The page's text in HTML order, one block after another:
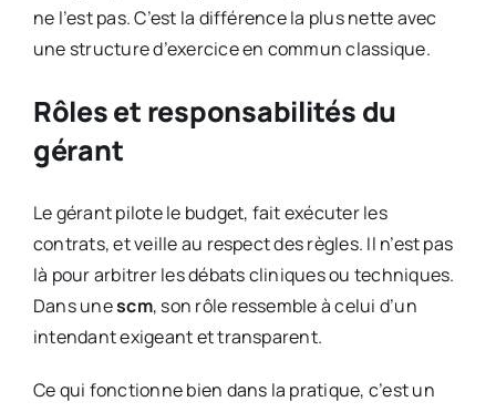
ne l’est pas. C’est la différence la plus nette avec
une structure d’exercice en commun classique.
Rôles et responsabilités du
gérant
Le gérant pilote le budget, fait exécuter les
contrats, et veille au respect des règles. Il n’est pas
là pour arbitrer les débats cliniques ou techniques.
Dans unescm, son rôle ressemble à celui d’un
intendant exigeant et transparent.
Ce qui fonctionne bien dans la pratique, c’est un